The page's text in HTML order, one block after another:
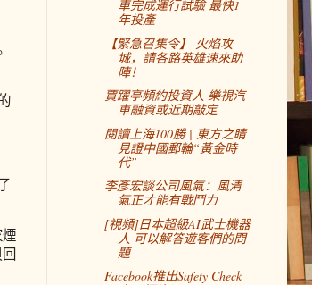
車完成運行試驗 最快1
年投產
【緊急召集令】 火焰攻
城，請各路英雄速來助
陣！
賈躍亭頻約投資人 樂視汽
車融資或近期敲定
閱讀上海100勝 | 東方之睛
見證中國郵輪“黃金時
代”
李彥宏談公司風氣：風清
氣正才能有戰鬥力
[視頻]日本超級AI武士機器
人 可以解答遊客們的問
題
Facebook推出Safety Check